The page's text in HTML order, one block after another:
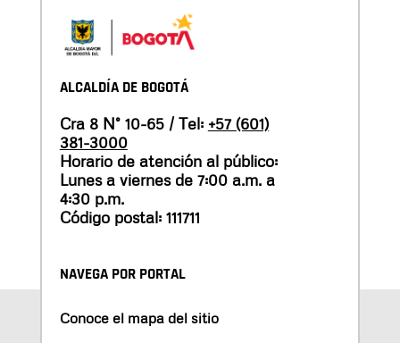
ALCALDÍA DE BOGOTÁ
Cra 8 N° 10-65 / Tel: +57 (601)
381-3000
Horario de atención al público:
Lunes a viernes de 7:00 a.m. a
4:30 p.m.
Código postal: 111711
NAVEGA POR PORTAL
Conoce el mapa del sitio